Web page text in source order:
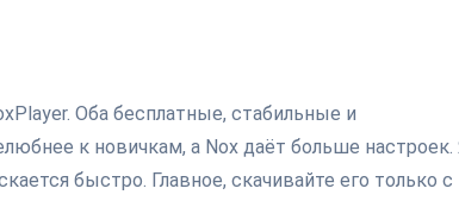
Оба бесплатные, стабильные и
к новичкам, а Nox даёт больше настроек.
быстро. Главное, скачивайте его только с